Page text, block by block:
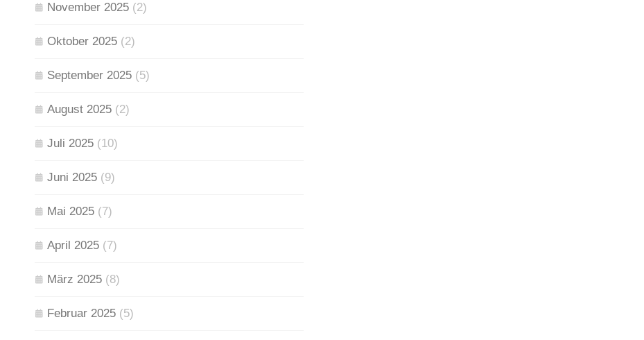
November 2025 (2)
Oktober 2025 (2)
September 2025 (5)
August 2025 (2)
Juli 2025 (10)
Juni 2025 (9)
Mai 2025 (7)
April 2025 (7)
März 2025 (8)
Februar 2025 (5)